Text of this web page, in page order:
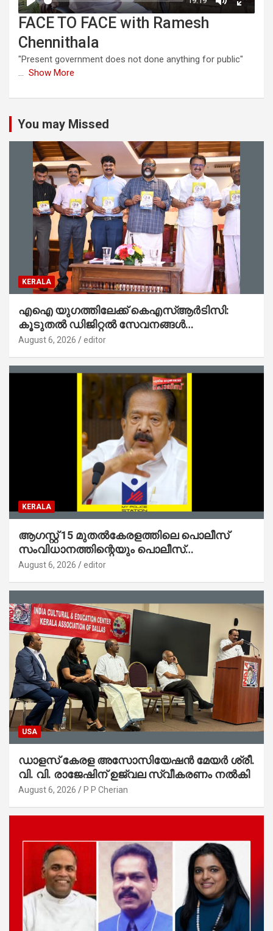
FACE TO FACE with Ramesh
Chennithala
"Present government does not done anything for public"
... Show More
You may Missed
KERALA
എഐ യുഗത്തിലേക്ക് കെഎസ്ആർടിസി:
കൂടുതൽ ഡിജിറ്റൽ സേവനങ്ങൾ
ജനങ്ങളിലേക്കെത്തിക്കും – മന്ത്രി സി പി
August 6, 2026 editor
KERALA
ആഗസ്റ്റ് 15 മുതല്‍കേരളത്തിലെ പൊലീസ്
സംവിധാനത്തിന്റെയും പൊലീസ്
സ്റ്റേഷനുകളുടെയും മുഖഛായ മാറുകയാണ് :
August 6, 2026 editor
USA
ഡാളസ് കേരള അസോസിയേഷൻ മേയർ ശ്രീ.
വി. വി. രാജേഷിന് ഉജ്വല സ്വീകരണം നൽകി
August 6, 2026 P P Cherian